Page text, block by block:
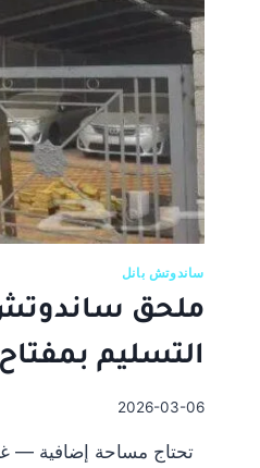
ساندوتش بانل
ملحق
التسليم بمفتاح
2026-03-06
تحتاج مساحة إضافية —